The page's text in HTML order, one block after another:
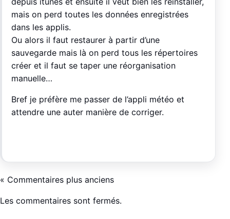
mais on perd toutes les données enregistrées
dans les applis.
Ou alors il faut restaurer à partir d’une
sauvegarde mais là on perd tous les répertoires
créer et il faut se taper une réorganisation
manuelle…
Bref je préfère me passer de l’appli météo et
attendre une auter manière de corriger.
« Commentaires plus anciens
Les commentaires sont fermés.